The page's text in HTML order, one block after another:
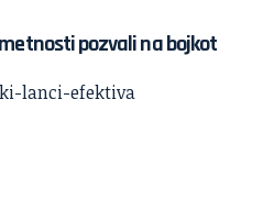
pozvali na bojkot